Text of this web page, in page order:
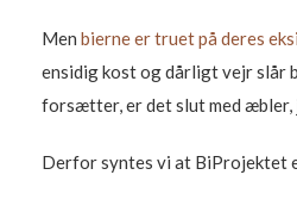
Men bierne er truet på deres
ensidig kost og dårligt vejr slår
forsætter, er det slut med
Derfor syntes vi at BiProjektet